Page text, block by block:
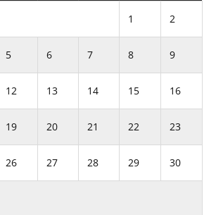
1 2
5 6 7 8 9
12 13 14 15 16
19 20 21 22 23
26 27 28 29 30